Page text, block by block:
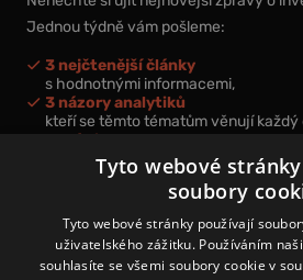
Jednou týdně vám pošleme:
3 nejčtenější články
s hodnotnými informacemi,
3 názory analytiků
kteří se těmto tématům věnují každý
nová videa a podcasty
k prohloubení vašich znalostí.
Přihlášením k newsletteru vyjadřujete svůj
Tyto webové
soubory
Tyto webové stránky používají
uživatelského zážitku. Používáním
souhlasíte se všemi soubory cookie v